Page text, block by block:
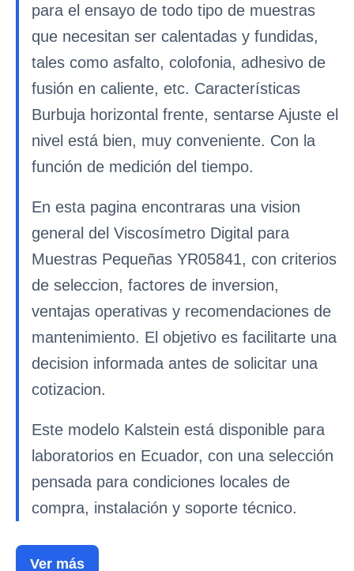
para el ensayo de todo tipo de muestras
que necesitan ser calentadas y fundidas,
tales como asfalto, colofonia, adhesivo de
fusión en caliente, etc. Características
Burbuja horizontal frente, sentarse Ajuste el
nivel está bien, muy conveniente. Con la
función de medición del tiempo.
En esta pagina encontraras una vision
general del Viscosímetro Digital para
Muestras Pequeñas YR05841, con criterios
de seleccion, factores de inversion,
ventajas operativas y recomendaciones de
mantenimiento. El objetivo es facilitarte una
decision informada antes de solicitar una
cotizacion.
Este modelo Kalstein está disponible para
laboratorios en Ecuador, con una selección
pensada para condiciones locales de
compra, instalación y soporte técnico.
Ver más